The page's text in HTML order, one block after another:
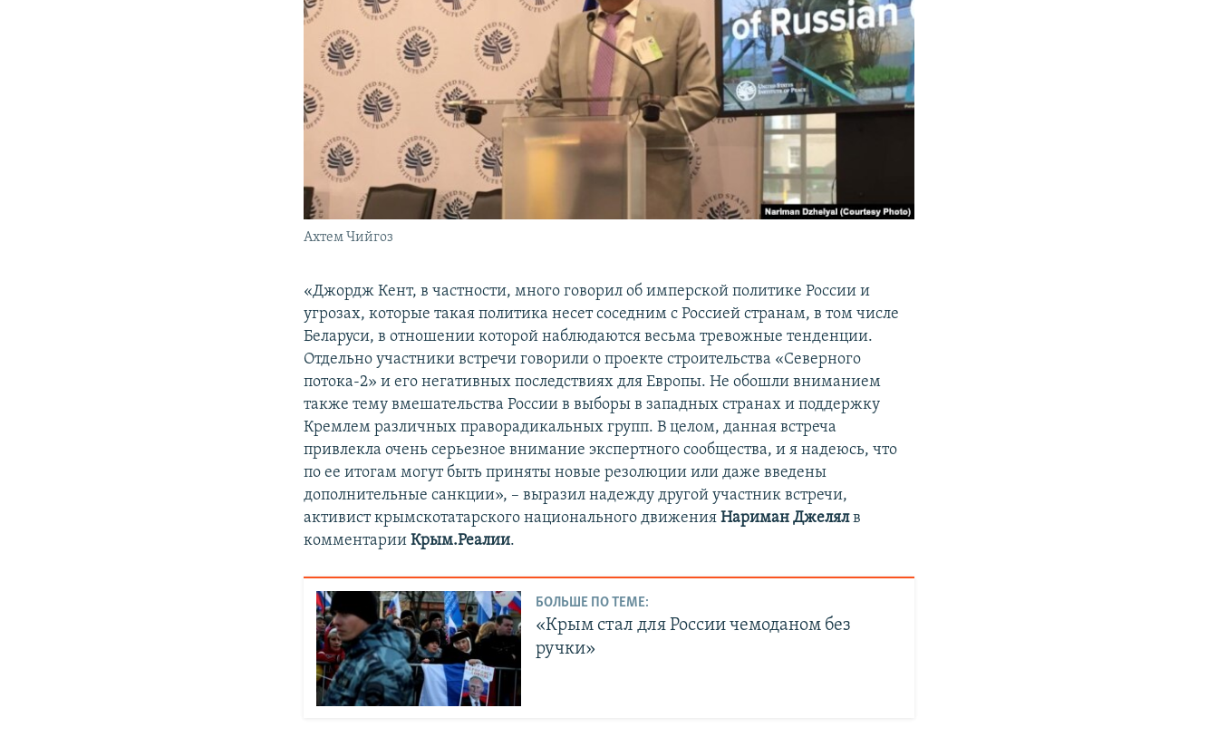
Ахтем Чийгоз
​«Джордж Кент, в частности, много говорил об имперской политике России и
угрозах, которые такая политика несет соседним с Россией странам, в том числе
Беларуси, в отношении которой наблюдаются весьма тревожные тенденции.
Отдельно участники встречи говорили о проекте строительства «Северного
потока-2» и его негативных последствиях для Европы. Не обошли вниманием
также тему вмешательства России в выборы в западных странах и поддержку
Кремлем различных праворадикальных групп. В целом, данная встреча
привлекла очень серьезное внимание экспертного сообщества, и я надеюсь, что
по ее итогам могут быть приняты новые резолюции или даже введены
дополнительные санкции», – выразил надежду другой участник встречи,
активист крымскотатарского национального движения​Нариман Джелялв
комментарииКрым.Реалии.
БОЛЬШЕ ПО ТЕМЕ:
«Крым стал для России чемоданом без
ручки»